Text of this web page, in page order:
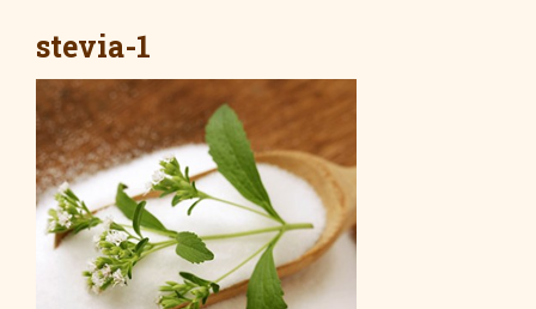
stevia-1